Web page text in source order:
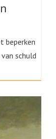
beperken
schuld